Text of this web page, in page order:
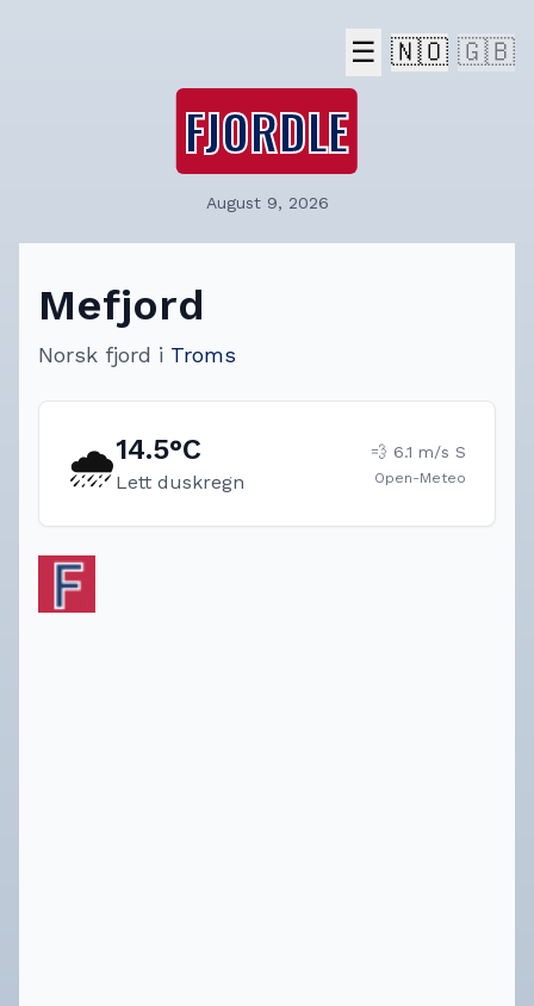
☰ 🇳🇴 🇬🇧
FJORDLE
August 9, 2026
Mefjord
Norsk fjord i Troms
🌧️14.5°C
Lett duskregn
💨 6.1 m/s S
Open-Meteo